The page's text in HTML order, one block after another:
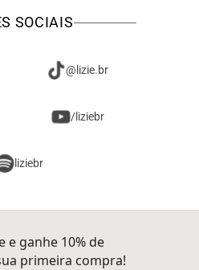
SOCIAIS
@lizie.br
/liziebr
liziebr
e ganhe 10% de
primeira compra!